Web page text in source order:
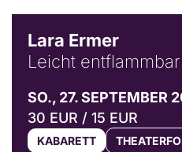
Lara Ermer
Leicht entflammbar
SO., 27. SEPTEMBER
30 EUR / 15 EUR
KABARETT